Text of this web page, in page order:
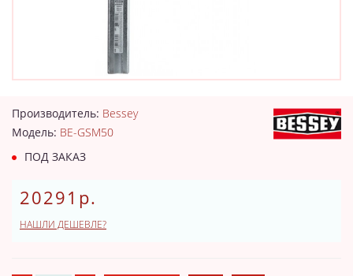
Производитель: Bessey
Модель: BE-GSM50
ПОД ЗАКАЗ
20291р.
НАШЛИ ДЕШЕВЛЕ?